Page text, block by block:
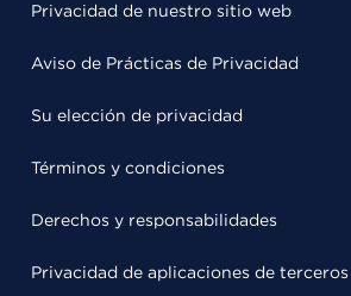
Privacidad de nuestro sitio web
Aviso de Prácticas de Privacidad
Su elección de privacidad
Términos y condiciones
Derechos y responsabilidades
Privacidad de aplicaciones de terceros